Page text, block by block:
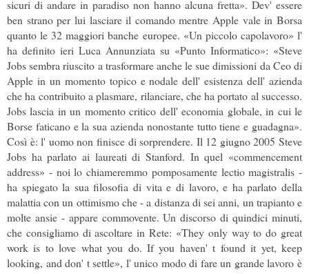
sicuri di andare in paradiso non hanno alcuna fretta». Dev' essere
ben strano per lui lasciare il comando mentre Apple vale in Borsa
quanto le 32 maggiori banche europee. «Un piccolo capolavoro» l'
ha definito ieri Luca Annunziata su «Punto Informatico»: «Steve
Jobs sembra riuscito a trasformare anche le sue dimissioni da Ceo di
Apple in un momento topico e nodale dell' esistenza dell' azienda
che ha contribuito a plasmare, rilanciare, che ha portato al successo.
Jobs lascia in un momento critico dell' economia globale, in cui le
Borse faticano e la sua azienda nonostante tutto tiene e guadagna».
Così è: l' uomo non finisce di sorprendere. Il 12 giugno 2005 Steve
Jobs ha parlato ai laureati di Stanford. In quel «commencement
address» - noi lo chiameremmo pomposamente lectio magistralis -
ha spiegato la sua filosofia di vita e di lavoro, e ha parlato della
malattia con un ottimismo che - a distanza di sei anni, un trapianto e
molte ansie - appare commovente. Un discorso di quindici minuti,
che consigliamo di ascoltare in Rete: «They only way to do great
work is to love what you do. If you haven' t found it yet, keep
looking, and don' t settle», l' unico modo di fare un grande lavoro è